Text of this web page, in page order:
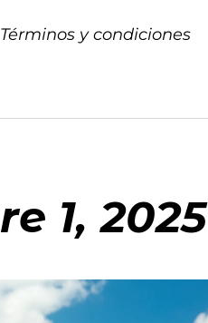
Términos y condiciones
1, 2025